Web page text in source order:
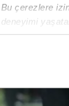
Bu çerezlere
deneyimi
içerikleri